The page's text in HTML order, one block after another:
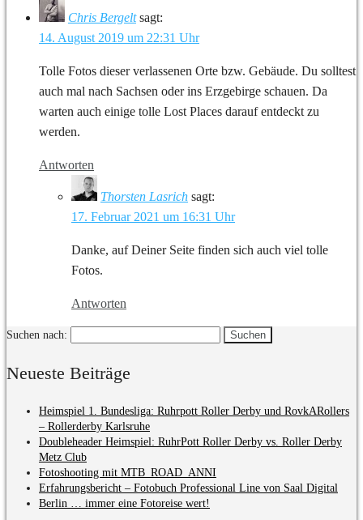
Chris Bergelt sagt:
14. August 2019 um 22:31 Uhr
Tolle Fotos dieser verlassenen Orte bzw. Gebäude. Du solltest
auch mal nach Sachsen oder ins Erzgebirge schauen. Da
warten auch einige tolle Lost Places darauf entdeckt zu
werden.
Antworten
Thorsten Lasrich sagt:
17. Februar 2021 um 16:31 Uhr
Danke, auf Deiner Seite finden sich auch viel tolle
Fotos.
Antworten
Suchen nach:
Neueste Beiträge
Heimspiel 1. Bundesliga: Ruhrpott Roller Derby und RovkARollers
– Rollerderby Karlsruhe
Doubleheader Heimspiel: RuhrPott Roller Derby vs. Roller Derby
Metz Club
Fotoshooting mit MTB_ROAD_ANNI
Erfahrungsbericht – Fotobuch Professional Line von Saal Digital
Berlin … immer eine Fotoreise wert!